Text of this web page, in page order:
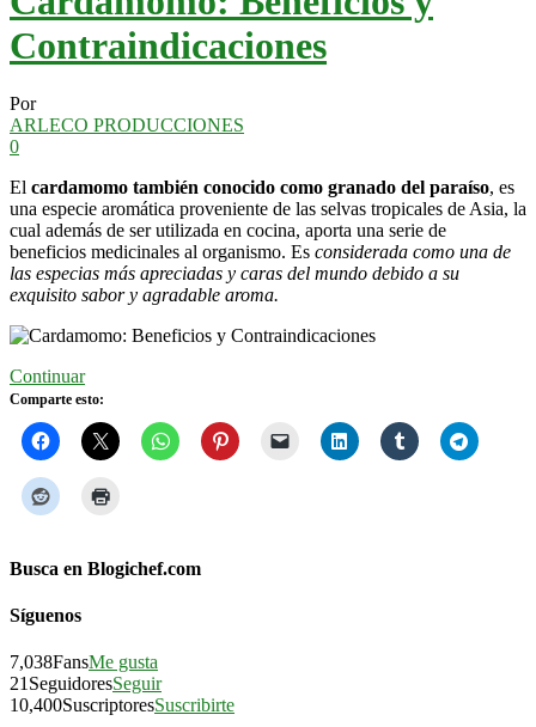
Contraindicaciones
Por
ARLECO PRODUCCIONES
0
El cardamomo también conocido como granado del paraíso, es
una especie aromática proveniente de las selvas tropicales de Asia, la
cual además de ser utilizada en cocina, aporta una serie de
beneficios medicinales al organismo. Es considerada como una de
las especias más apreciadas y caras del mundo debido a su
exquisito sabor y agradable aroma.
Continuar
Comparte esto:
Busca en Blogichef.com
Síguenos
7,038FansMe gusta
21 SeguidoresSeguir
10,400SuscriptoresSuscribirte